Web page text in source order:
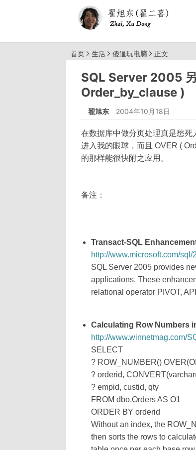
首页 生活 傻逼玩电脑 正文
SQL Server 2005
Order_by_clause )
翟旭东 2004年10月18日
在数据库中做分页处理真是愁死
进入我的眼球，而且 OVER (
的那样能很快附之应用。
备注：
Transact-SQL
http://www.microsoft.com/
SQL Server 2005 provides
applications. These
relational operator PIVOT,
Calculating Row Numbers
http://www.winnetmag.com/
SELECT
? ROW_NUMBER()
? orderid,
? empid, custid, qty
FROM dbo.Orders AS O1
ORDER BY orderid
Without an index, the
then sorts the rows to